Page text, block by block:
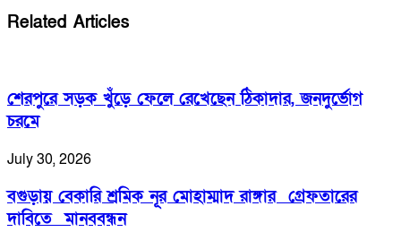
Related Articles
শেরপুরে সড়ক খুঁড়ে ফেলে রেখেছেন ঠিকাদার, জনদুর্ভোগ
চরমে
July 30, 2026
বগুড়ায় বেকারি শ্রমিক নূর মোহাম্মাদ রাঙ্গার গ্রেফতারের
দাবিতে মানববন্ধন